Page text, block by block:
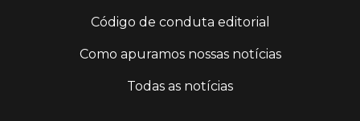
Código de conduta editorial
Como apuramos nossas notícias
Todas as notícias